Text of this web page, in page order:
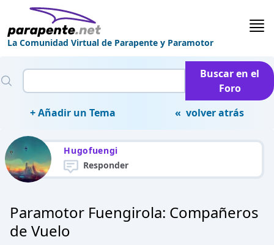
La Comunidad Virtual de Parapente y Paramotor
Buscar en el
Foro
+ Añadir un Tema
« volver atrás
Hugofuengi
Responder
Paramotor Fuengirola: Compañeros
de Vuelo